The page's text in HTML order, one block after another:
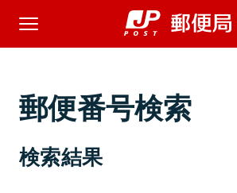
郵便番号検索
検索結果